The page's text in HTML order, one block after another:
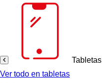
Tabletas
Ver todo en tabletas